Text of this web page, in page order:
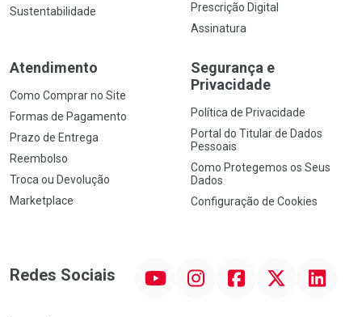
Sustentabilidade
Prescrição Digital
Assinatura
Atendimento
Como Comprar no Site
Formas de Pagamento
Prazo de Entrega
Reembolso
Troca ou Devolução
Marketplace
Segurança e
Privacidade
Política de Privacidade
Portal do Titular de Dados
Pessoais
Como Protegemos os Seus
Dados
Configuração de Cookies
Redes Sociais InstagramFacebookTwitter Linkedin